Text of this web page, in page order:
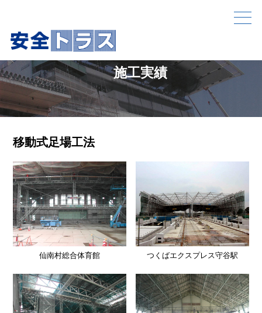
施工実績
移動式足場工法
仙南村総合体育館 つくばエクスプレス守谷駅